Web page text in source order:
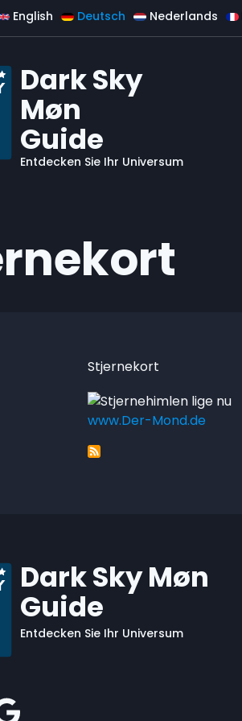
English Deutsch Nederlands
Dark Sky
Møn
Guide
Entdecken Sie Ihr Universum
Stjernekort
www.Der-Mond.de
Dark Sky Møn
Guide
Entdecken Sie Ihr Universum